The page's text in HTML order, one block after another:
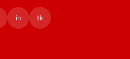
in tk